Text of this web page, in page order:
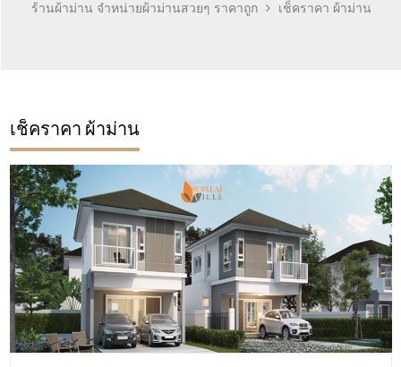
ร้านผ้าม่าน จำหน่ายผ้าม่านสวยๆ ราคาถูก เช็คราคา ผ้าม่าน
เช็คราคา ผ้าม่าน